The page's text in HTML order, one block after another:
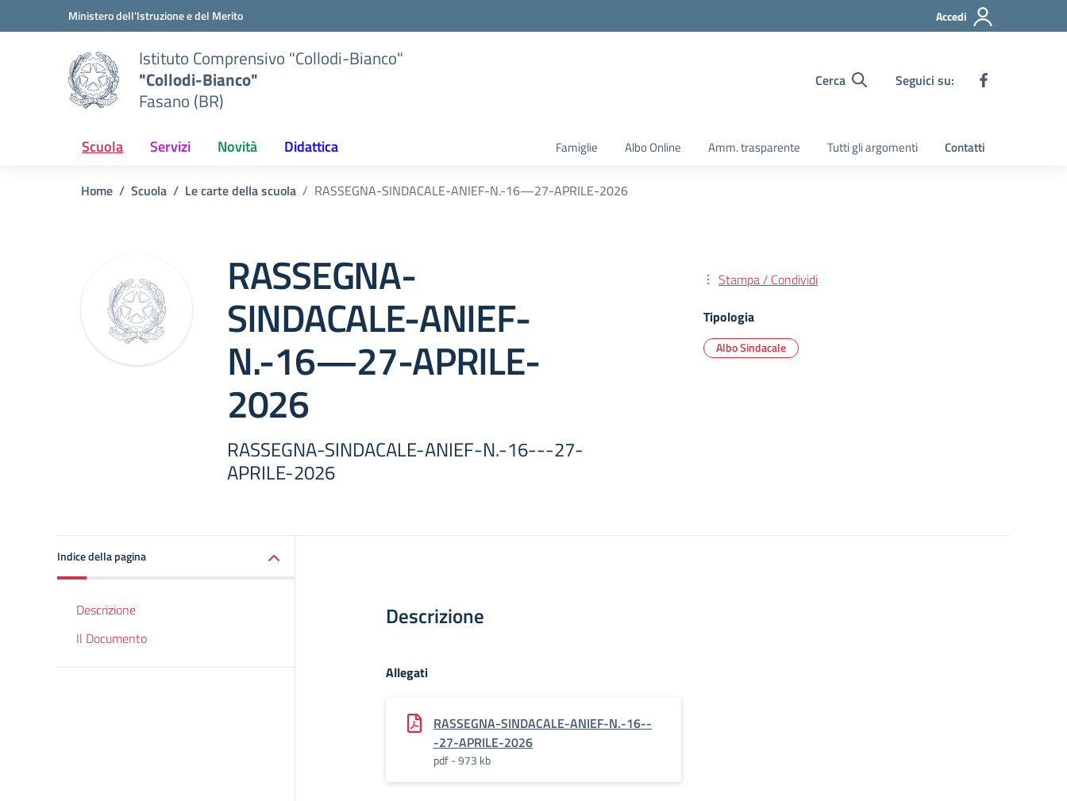
Vai ai contenuti
Vai al menu di navigazioneMinistero dell'Istruzione e del Merito Accedi
Istituto Comprensivo "Collodi-Bianco"
"Collodi-Bianco"
Fasano (BR)
Cerca Seguici su:
Scuola Servizi Novità Didattica Famiglie Albo Online Amm. trasparente Tutti gli argomenti Contatti
Home Scuola Le carte della scuola RASSEGNA-SINDACALE-ANIEF-N.-16—27-APRILE-2026
RASSEGNA-
SINDACALE-ANIEF-
N.-16—27-APRILE-
2026
RASSEGNA-SINDACALE-ANIEF-N.-16---27-
APRILE-2026
Stampa / Condividi
Tipologia
Albo Sindacale
Indice della pagina
Descrizione
Il Documento
Descrizione
Allegati
RASSEGNA-SINDACALE-ANIEF-N.-16--
-27-APRILE-2026
pdf - 973 kb